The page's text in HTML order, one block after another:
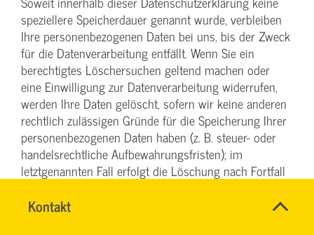
Kontakt
SYBILLE
Name*
speziellere Speicherdauer genannt wurde, verbleiben
Ihre personenbezogenen Daten bei uns, bis der Zweck
für die Datenverarbeitung entfällt. Wenn Sie ein
berechtigtes Löschersuchen geltend machen oder
eine Einwilligung zur Datenverarbeitung widerrufen,
werden Ihre Daten gelöscht, sofern wir keine anderen
rechtlich zulässigen Gründe für die Speicherung Ihrer
personenbezogenen Daten haben (z. B. steuer- oder
handelsrechtliche Aufbewahrungsfristen); im
letztgenannten Fall erfolgt die Löschung nach Fortfall